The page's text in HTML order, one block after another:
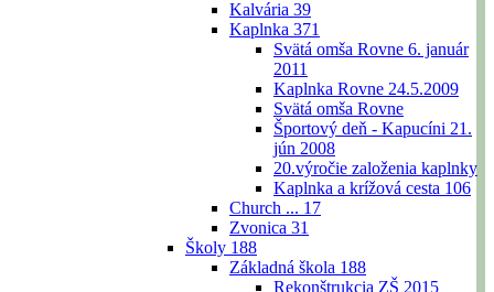
Kalvária 39
Kaplnka 371
Svätá omša Rovne 6. január
2011
Kaplnka Rovne 24.5.2009
Svätá omša Rovne
Športový deň - Kapucíni 21.
jún 2008
20.výročie založenia kaplnky
Kaplnka a krížová cesta 106
Church ... 17
Zvonica 31
Školy 188
Základná škola 188
Rekonštrukcia ZŠ 2015